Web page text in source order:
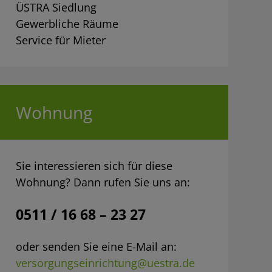
ÜSTRA Siedlung
Gewerbliche Räume
Service für Mieter
Wohnung
Sie interessieren sich für diese
Wohnung? Dann rufen Sie uns an:
0511 / 16 68 – 23 27
oder senden Sie eine E-Mail an:
versorgungseinrichtung@uestra.de